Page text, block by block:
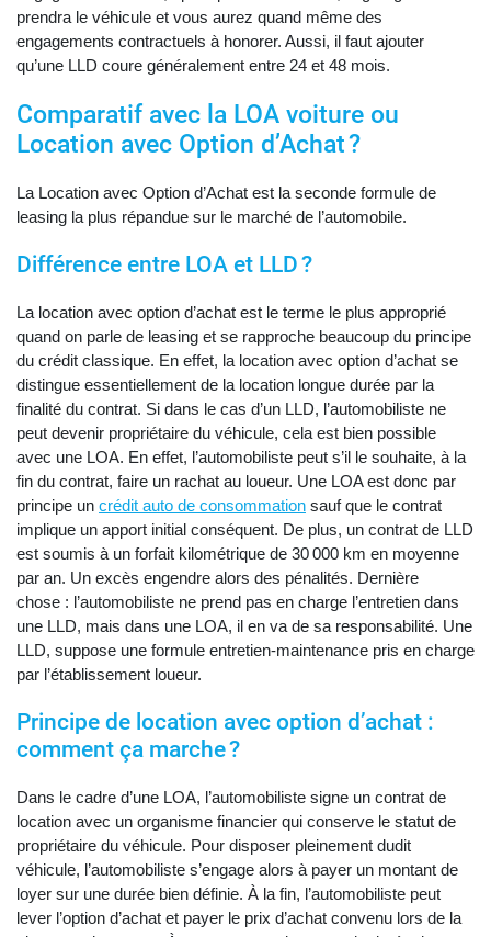
prendra le véhicule et vous aurez quand même des
engagements contractuels à honorer. Aussi, il faut ajouter
qu’une LLD coure généralement entre 24 et 48 mois.
Comparatif avec la LOA voiture ou
Location avec Option d’Achat ?
La Location avec Option d’Achat est la seconde formule de
leasing la plus répandue sur le marché de l’automobile.
Différence entre LOA et LLD ?
La location avec option d’achat est le terme le plus approprié
quand on parle de leasing et se rapproche beaucoup du principe
du crédit classique. En effet, la location avec option d’achat se
distingue essentiellement de la location longue durée par la
finalité du contrat. Si dans le cas d’un LLD, l’automobiliste ne
peut devenir propriétaire du véhicule, cela est bien possible
avec une LOA. En effet, l’automobiliste peut s’il le souhaite, à la
fin du contrat, faire un rachat au loueur. Une LOA est donc par
principe un crédit auto de consommation sauf que le contrat
implique un apport initial conséquent. De plus, un contrat de LLD
est soumis à un forfait kilométrique de 30 000 km en moyenne
par an. Un excès engendre alors des pénalités. Dernière
chose : l’automobiliste ne prend pas en charge l’entretien dans
une LLD, mais dans une LOA, il en va de sa responsabilité. Une
LLD, suppose une formule entretien-maintenance pris en charge
par l’établissement loueur.
Principe de location avec option d’achat :
comment ça marche ?
Dans le cadre d’une LOA, l’automobiliste signe un contrat de
location avec un organisme financier qui conserve le statut de
propriétaire du véhicule. Pour disposer pleinement dudit
véhicule, l’automobiliste s’engage alors à payer un montant de
loyer sur une durée bien définie. À la fin, l’automobiliste peut
lever l’option d’achat et payer le prix d’achat convenu lors de la